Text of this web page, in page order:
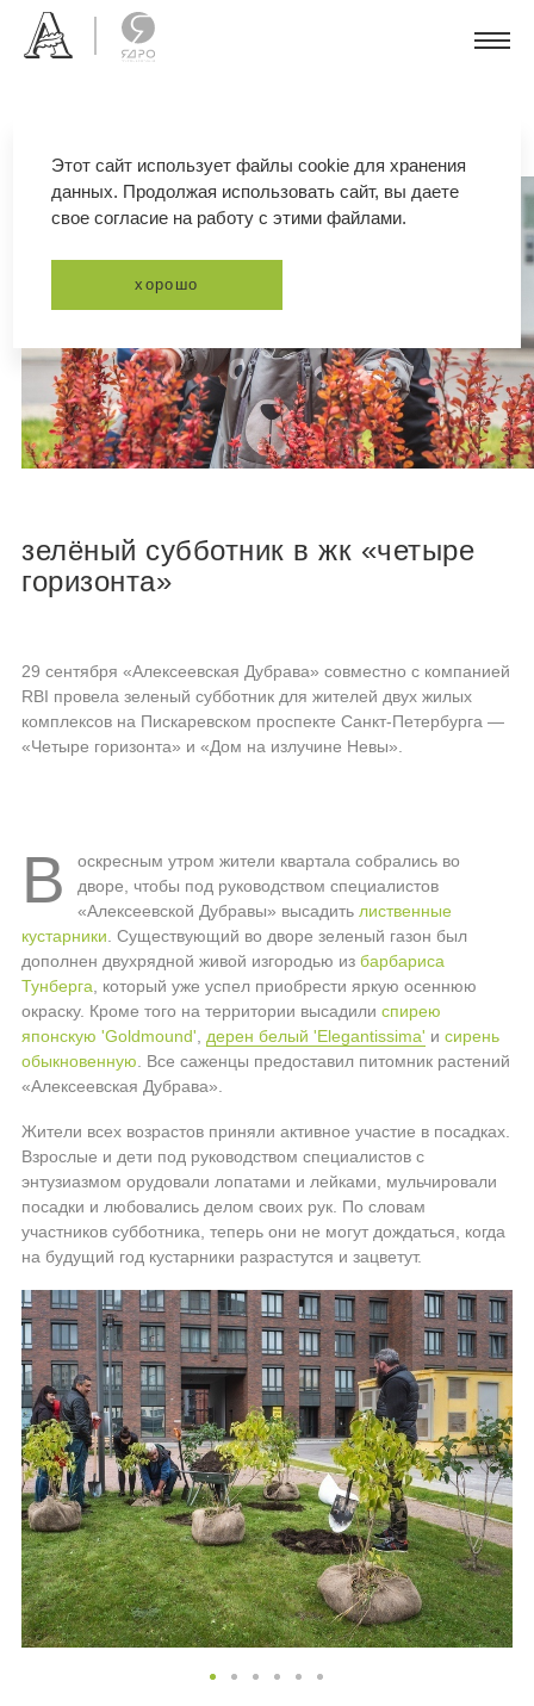
зелёный субботник в жк «четыре
горизонта»
29 сентября «Алексеевская Дубрава» совместно с компанией
RBI провела зеленый субботник для жителей двух жилых
комплексов на Пискаревском проспекте Санкт-Петербурга —
«Четыре горизонта» и «Дом на излучине Невы».
В
оскресным утром жители квартала собрались во
дворе, чтобы под руководством специалистов
«Алексеевской Дубравы» высадить лиственные
кустарники. Существующий во дворе зеленый газон был
дополнен двухрядной живой изгородью из барбариса
Тунберга, который уже успел приобрести яркую осеннюю
окраску. Кроме того на территории высадили спирею
японскую 'Goldmound', дерен белый 'Elegantissima' и сирень
обыкновенную. Все саженцы предоставил питомник растений
«Алексеевская Дубрава».
Жители всех возрастов приняли активное участие в посадках.
Взрослые и дети под руководством специалистов с
энтузиазмом орудовали лопатами и лейками, мульчировали
посадки и любовались делом своих рук. По словам
участников субботника, теперь они не могут дождаться, когда
на будущий год кустарники разрастутся и зацветут.
Этот сайт использует файлы cookie для хранения
данных. Продолжая использовать сайт, вы даете
свое согласие на работу с этими файлами.
хорошо